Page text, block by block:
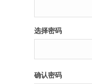
纪录片2 青年人不同活法
选择密码
确认密码